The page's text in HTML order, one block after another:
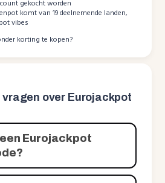
gekocht worden
komt van 19 deelnemende landen,
vibes
korting te kopen?
over Eurojackpot
Eurojackpot